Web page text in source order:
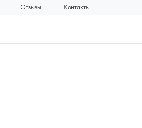
Отзывы Контакты